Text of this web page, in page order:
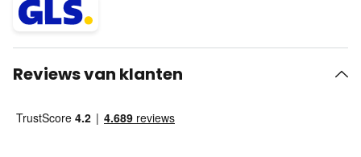
Reviews van klanten